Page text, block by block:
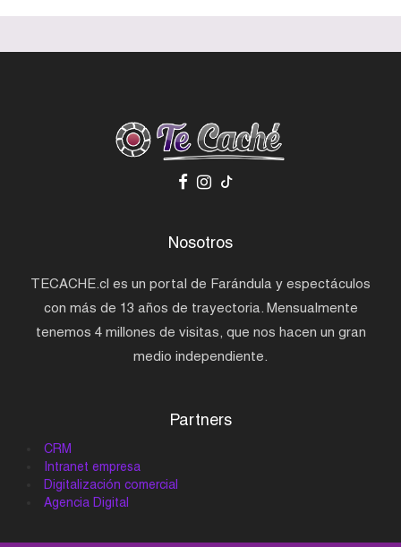
Nosotros
TECACHE.cl es un portal de Farándula y espectáculos
con más de 13 años de trayectoria. Mensualmente
tenemos 4 millones de visitas, que nos hacen un gran
medio independiente.
Partners
CRM
Intranet empresa
Digitalización comercial
Agencia Digital